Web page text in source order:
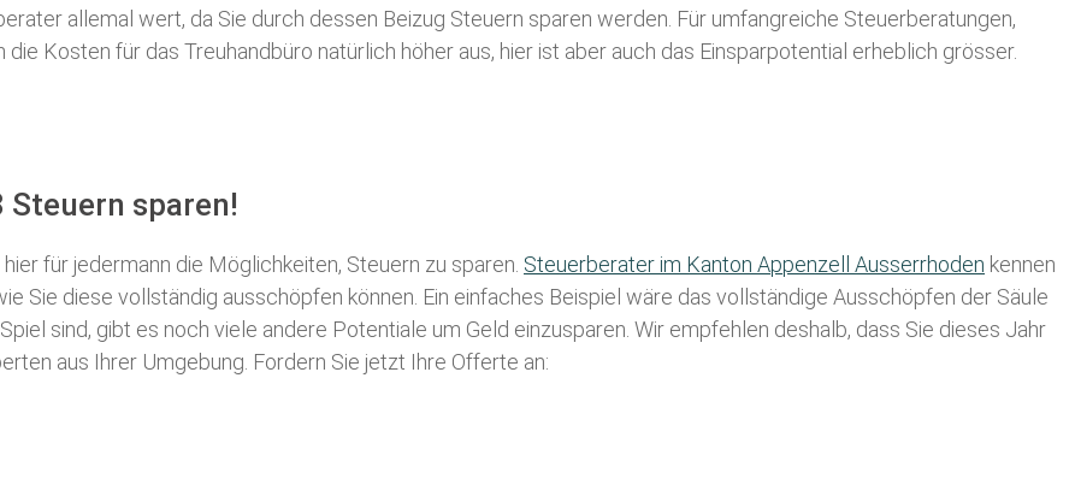
allemal wert, da Sie durch dessen Beizug Steuern sparen werden. Für umfangreiche Steuerberatungen,
Kosten für das Treuhandbüro natürlich höher aus, hier ist aber auch das Einsparpotential erheblich grösser.
sparen!
für jedermann die Möglichkeiten, Steuern zu sparen. Steuerberater im K anton Appenzell Ausserrhoden kennen
Sie diese vollständig ausschöpfen können. Ein einfaches Beispiel wäre das vollständige Ausschöpfen der Säule
sind, gibt es noch viele andere Potentiale um Geld einzusparen. Wir empfehlen deshalb, dass Sie dieses Jahr
aus Ihrer Umgebung. Fordern Sie jetzt Ihre Offerte an: